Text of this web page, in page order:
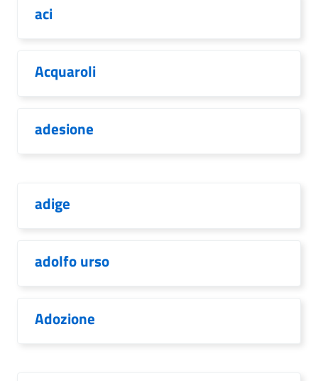
aci
Acquaroli
adesione
adige
adolfo urso
Adozione